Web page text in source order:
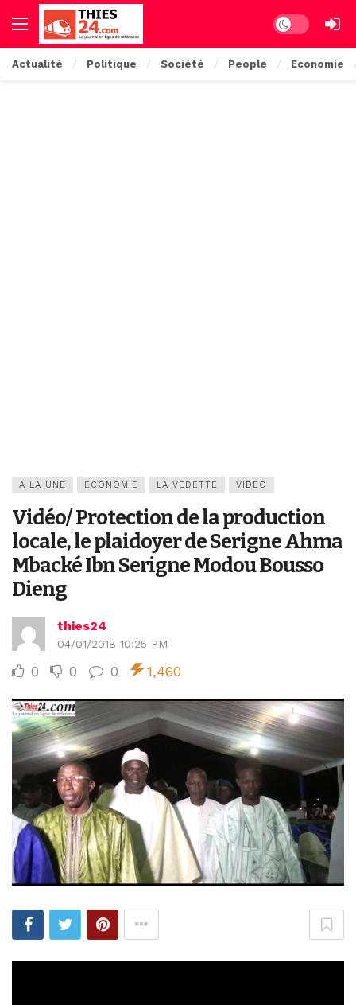
Dark mode
Actualité Politique Société People Economie
A LA UNE ECONOMIE LA VEDETTE VIDEO
Vidéo/ Protection de la production
locale, le plaidoyer de Serigne Ahma
Mbacké Ibn Serigne Modou Bousso
Dieng
thies24
04/01/2018 10:25 PM
0 0 0 1,460